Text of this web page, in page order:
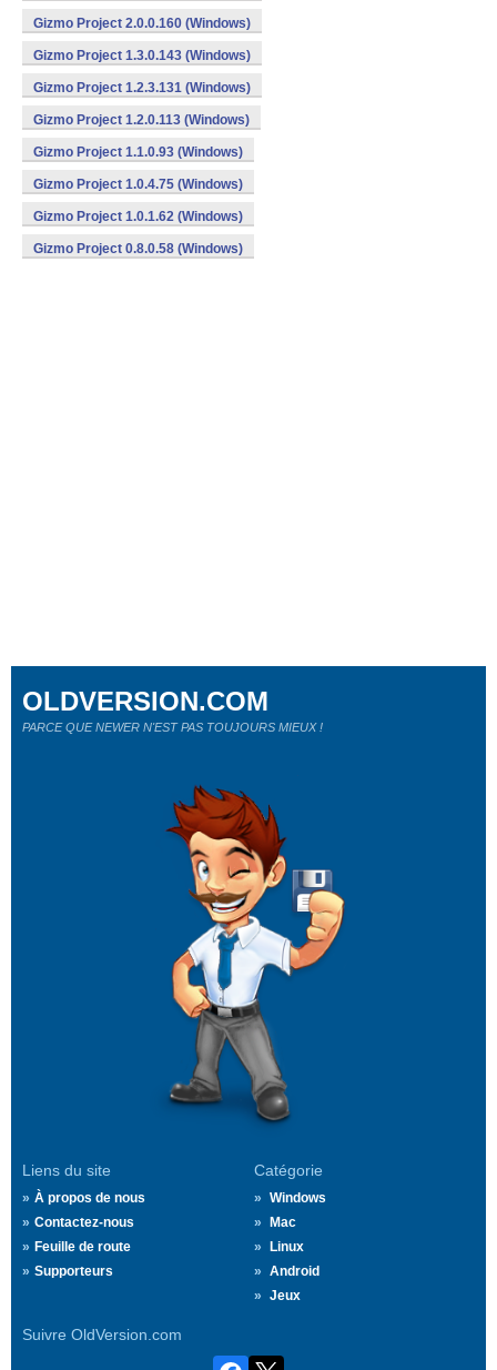
Gizmo Project 2.0.0.160 (Windows)
Gizmo Project 1.3.0.143 (Windows)
Gizmo Project 1.2.3.131 (Windows)
Gizmo Project 1.2.0.113 (Windows)
Gizmo Project 1.1.0.93 (Windows)
Gizmo Project 1.0.4.75 (Windows)
Gizmo Project 1.0.1.62 (Windows)
Gizmo Project 0.8.0.58 (Windows)
Liens du site
À propos de nous
Contactez-nous
Feuille de route
Supporteurs
Catégorie
Windows
Mac
Linux
Android
Jeux
Suivre OldVersion.com
OLDVERSION.COM
PARCE QUE NEWER N'EST PAS TOUJOURS MIEUX !